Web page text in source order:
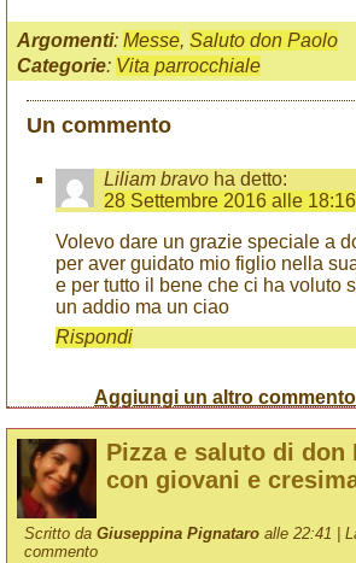
Argomenti: Messe, Saluto don Paolo
Categorie: Vita parrocchiale
Un commento
Liliam bravo ha detto:
28 Settembre 2016 alle 18:16
Volevo dare un grazie speciale a
per aver guidato mio figlio nella
e per tutto il bene che ci ha voluto
un addio ma un ciao
Rispondi
Aggiungi un altro
Pizza e saluto di don
con giovani e
Scritto daGiuseppina Pignataro alle 22:41 |
commento